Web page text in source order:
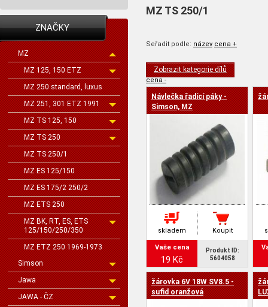
ZNAČKY
MZ
MZ 125, 150 ETZ
MZ 250 standard, luxus
MZ 251, 301 ETZ 1991
MZ TS 125, 150
MZ TS 250
MZ TS 250/1
MZ ES 125/150
MZ ES 175/2 250/2
MZ ETS 250
MZ BK, RT, ES, ETS
125/150/250/350
MZ ETZ 250 1969-1973
Simson
Jawa
JAWA - ČZ
MZ TS 250/1
Seřadit podle: název cena +
cena -
Zobrazit kategorie dílů
Návlečka řadící páky -
Simson, MZ
skladem Koupit
Vaše cena
19 Kč
Produkt ID:
5604058
žárovka 6V 18W SV8.5 -
sufid oranžová